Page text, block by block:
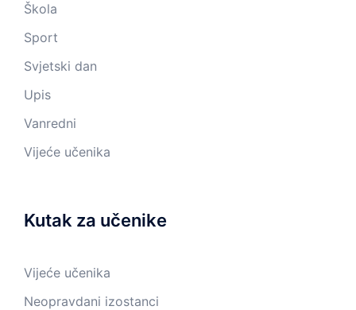
Škola
Sport
Svjetski dan
Upis
Vanredni
Vijeće učenika
Kutak za učenike
Vijeće učenika
Neopravdani izostanci